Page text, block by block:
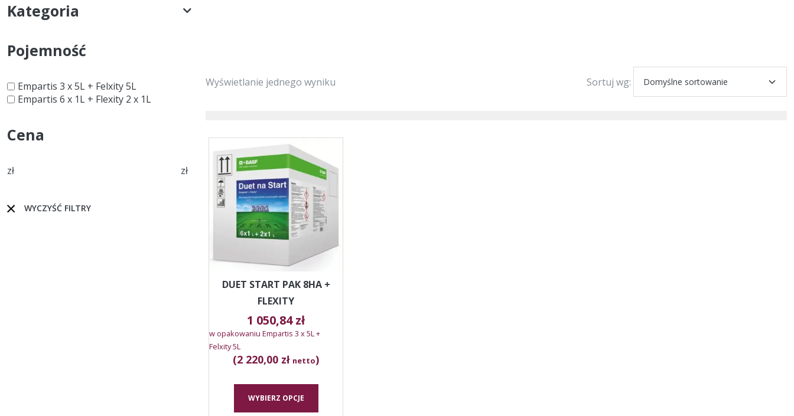
Wyświetlanie jednego wyniku Sortuj wg:
DUET START PAK 8HA +
FLEXITY
1 050,84zł
w opakowaniu Empartis 3 x 5L +
Felxity 5L
(2 220,00 zł netto)
WYBIERZ OPCJE
Ten
produkt
ma
wiele
wariantów.
Opcje
można
wybrać
stronie
Kategoria
Pojemność
Empartis 3 x 5L + Felxity 5L
Empartis 6 x 1L + Flexity 2 x 1L
Cena
zł zł
WYCZYŚĆ FILTRY